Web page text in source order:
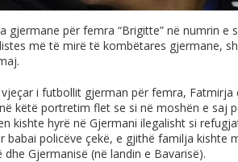
gjermane për femra “Brigitte” në numrin
më të mirë të kombëtares gjermane,
vjeçar i futbollit gjerman për femra,
në këtë portretim flet se si në moshën e saj
kishte hyrë në Gjermani ilegalisht si
babai policëve çekë, e gjithë familja kishte
dhe Gjermanisë (në landin e Bavarisë).